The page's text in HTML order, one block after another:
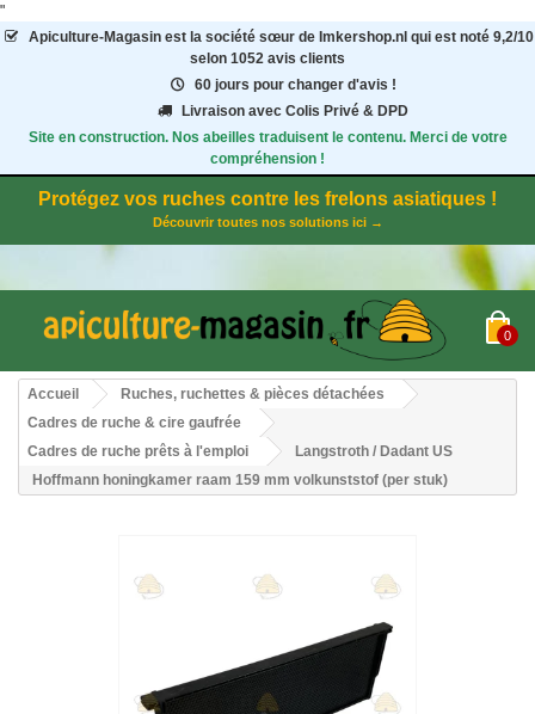
"
Apiculture-Magasinest la société sœur de Imkershop.nl qui est noté 9,2/10
selon 1052 avis clients
60 jours pour changer d'avis !
Livraison avec Colis Privé & DPD
Site en construction. Nos abeilles traduisent le contenu. Merci de votre
compréhension !
Protégez vos ruches contre les frelons asiatiques !
Découvrir toutes nos solutions ici →
0
Accueil
Ruches, ruchettes & pièces détachées
Cadres de ruche & cire gaufrée
Cadres de ruche prêts à l'emploi
Langstroth / Dadant US
Hoffmann honingkamer raam 159 mm volkunststof (per stuk)